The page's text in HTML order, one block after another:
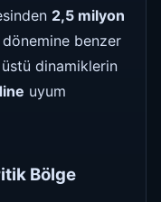
2,5 milyon
benzer
dinamiklerin
uyum
Bölge